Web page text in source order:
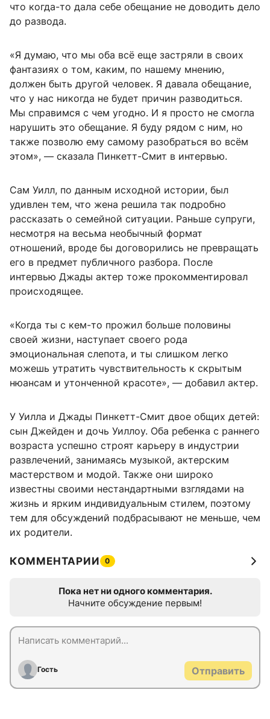
что когда-то дала себе обещание не доводить дело
до развода.
«Я думаю, что мы оба всё еще застряли в своих
фантазиях о том, каким, по нашему мнению,
должен быть другой человек. Я давала обещание,
что у нас никогда не будет причин разводиться.
Мы справимся с чем угодно. И я просто не смогла
нарушить это обещание. Я буду рядом с ним, но
также позволю ему самому разобраться во всём
этом», — сказала Пинкетт-Смит в интервью.
Сам Уилл, по данным исходной истории, был
удивлен тем, что жена решила так подробно
рассказать о семейной ситуации. Раньше супруги,
несмотря на весьма необычный формат
отношений, вроде бы договорились не превращать
его в предмет публичного разбора. После
интервью Джады актер тоже прокомментировал
происходящее.
«Когда ты с кем-то прожил больше половины
своей жизни, наступает своего рода
эмоциональная слепота, и ты слишком легко
можешь утратить чувствительность к скрытым
нюансам и утонченной красоте», — добавил актер.
У Уилла и Джады Пинкетт-Смит двое общих детей:
сын Джейден и дочь Уиллоу. Оба ребенка с раннего
возраста успешно строят карьеру в индустрии
развлечений, занимаясь музыкой, актерским
мастерством и модой. Также они широко
известны своими нестандартными взглядами на
жизнь и ярким индивидуальным стилем, поэтому
тем для обсуждений подбрасывают не меньше, чем
их родители.
КОММЕНТАРИИ 0
Пока нет ни одного комментария.
Начните обсуждение первым!
Гость Отправить